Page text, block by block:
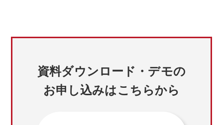
資料ダウンロード・デモの
お申し込みはこちらから